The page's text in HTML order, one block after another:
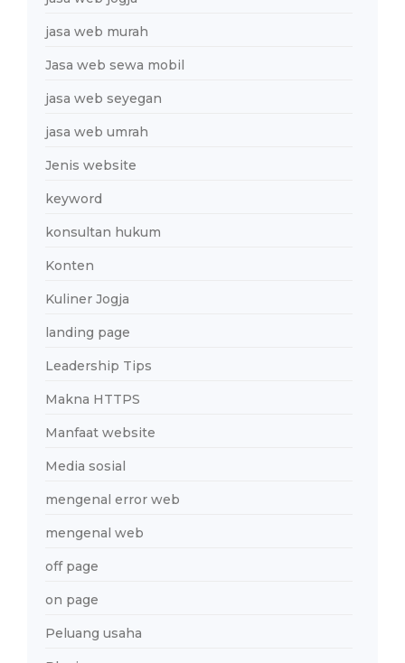
jasa web murah
Jasa web sewa mobil
jasa web seyegan
jasa web umrah
Jenis website
keyword
konsultan hukum
Konten
Kuliner Jogja
landing page
Leadership Tips
Makna HTTPS
Manfaat website
Media sosial
mengenal error web
mengenal web
off page
on page
Peluang usaha